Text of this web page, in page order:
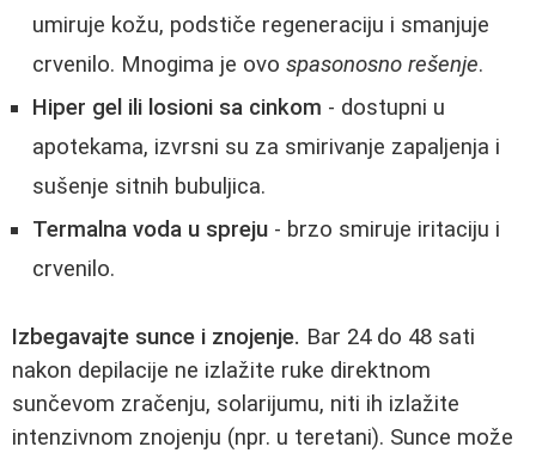
umiruje kožu, podstiče regeneraciju i smanjuje
crvenilo. Mnogima je ovo spasonosno rešenje.
Hiper gel ili losioni sa cinkom - dostupni u
apotekama, izvrsni su za smirivanje zapaljenja i
sušenje sitnih bubuljica.
Termalna voda u spreju - brzo smiruje iritaciju i
crvenilo.
Izbegavajte sunce i znojenje. Bar 24 do 48 sati
nakon depilacije ne izlažite ruke direktnom
sunčevom zračenju, solarijumu, niti ih izlažite
intenzivnom znojenju (npr. u teretani). Sunce može